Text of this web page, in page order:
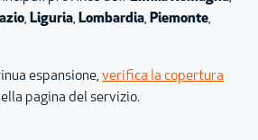
, Liguria, Lombardia, Piemonte,
espansione, verifica la copertura
pagina del servizio.